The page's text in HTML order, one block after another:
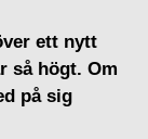
ett nytt
så högt. Om
på sig